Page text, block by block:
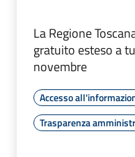
La Regione
gratuito esteso a
novembre
Accesso
Trasparenza